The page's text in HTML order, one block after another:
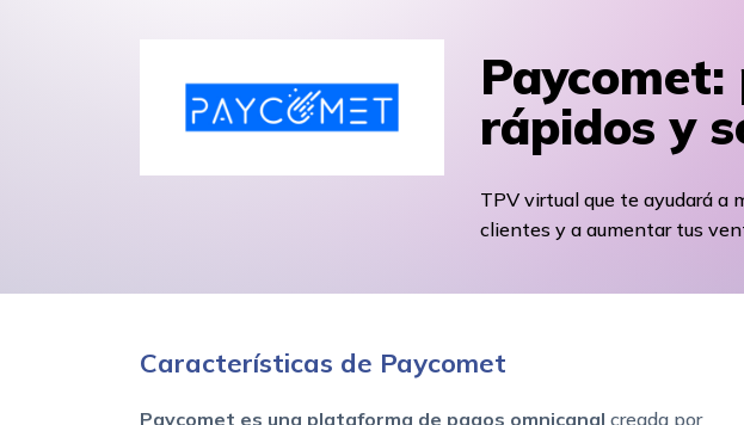
rápidos y
TPV virtual que te ayudará a
clientes y a aumentar tus
Características de Paycomet
Paycomet es una plataforma de pagos omnicanal creada por